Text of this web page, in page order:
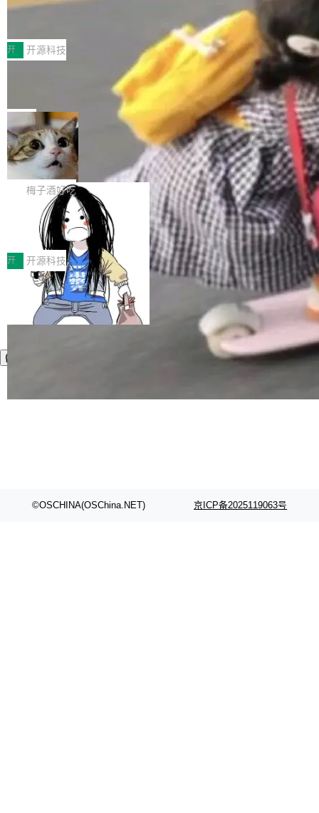
传输性能最高提升5倍。UCL-MPComm底层基
于自研UCL-Engine通信引擎，后续腾讯网平将
持续开源更多基于UCL-Engine的高性能通信组
件。 腾讯网平团队在UCL-MPComm中实现了一
个独立于业务线程的全局通信引擎（Engine），
创新与落地成效成功入选。 全链路私有化部署，
助力企业AI研发安全落地 当前，越来越多企业已
经开始引入 AI Coding 工具，通过调用公有云模
型或企业内部部署模型提升研发效率。但随着 AI
Coding 从个人辅助工具逐步走向团队级、组织
级应用，企业在规模化落地过程中，对安全性、
可控性和代码质量提出了更高要求。 首先是数据
安全与合规要求。对于大多数普通研发场景，公
有云模型能够满足快速试用和效率提升的需求。
但对于金融、能源、医疗等对数据安全要求较...
深信服AI算力网关入选工信部人工智能
前不久，工业和信息化部正式发布《2025年人工
智能应用典型案例名单》，集中展示人工智能在
各领域的应用成果，覆盖技术底座、行业赋能、
产品应用、支撑保障、专题等五大方向。深信服
AI算力网关（AI创新平台）成功入选！ 随着各行
各业的Agent走向规模化建设，算力构成形态逐
渐丰富，用户关注的重点也在发生变化：不只是
让AI用起来，还要进一步看清混合算力时代下，
Token花在哪里、算力是否被充分利用，以及持
续增长的AI成本该如何优化。 深信服AI算力网关
正是围绕这些实际问题，从Token治理和成本治
理两个方面，让用户的每一份算力都看得清、管
得住、用得稳、省得下、更安全！ 一、从现在开
始，Token使用一目...
开 开源科技
Jeff Dean 离开 Google：一个时代的结
束，一个实验室的开始
Google 员工编号 20。MapReduce 作者之一。
Bigtable 作者之一。TensorFlow 的作者之一。
Gemini 的架构师。Google 首席科学家。 Jeff D
ean 在 Google 工作了 27 年后，宣布离职。 他
不是一个人走。一同离开的还有 Sanjay Ghema
wat（Google 员工编号 23，Jeff Dean 二十多
年的编程搭档，MapReduce 和 Bigtable 的共同
作者）、Quoc Le（Google 大脑核心成员，Se
q2Seq 和 DocAI 的共同发明人）以及 Oriol Vin
yals（Gemini 联合负责人，AlphaSta...
局
🔥 SolonCode v2026.8.4 发布：界面
字体可调、22 种语言、记忆搜索增强
打开终端就能上岗的全中文编码智能体，这一轮
把「看得清、用母语、记得住」三件事一次补
齐。 SolonCode 是什么 SolonCode 是杭州无
耳科技研发的企业级终端编码智能体——一位全
中文驱动的数字员工，自主理解需求、规划步
骤、编写代码。不挑模型、不挑平台，curl 一行
装完即用。 开源地址：Gitee · GitCode · GitHu
b 安装 支持 Java 8+（8~26）、macOS / Linu
x / Windows / Harmony PC。 # macOS / Linu
x / Harmony PC curl -fsSL https://solon.noea
梅子酒好吃
让“代码语义理解”深度释放AI Coding
价值潜能：华为云码道（CodeArts）
代码仓技术解析
一、代码仓深度理解技术的作用与价值 在软件工
程实践中，代码仓是企业核心知识资产的主要载
体。企业级代码仓库通常包含数十万乃至数百万
个文件，其规模远超单次模型调用可承载的上下
文窗口。随着项目规模的持续扩张与代码历史的
不断累积，代码仓中的模块关系、接口契约、业
务逻辑等关键信息往往分散于数十乃至数百个文
件之中，形成高度复杂的知识关联网络。传统的
开 开源科技
©OSCHINA(OSChina.NET) 京ICP备2025119063号